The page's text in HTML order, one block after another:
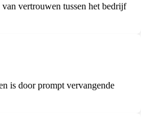
vertrouwen tussen het bedrijf
is door prompt vervangende